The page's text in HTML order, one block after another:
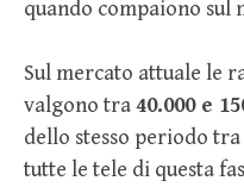
quando compaiono sul
Sul mercato attuale le
valgono tra40.000 e
dello stesso periodo tra
tutte le tele di questa